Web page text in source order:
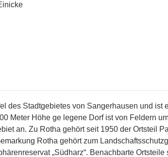
des Stadtgebietes von Sangerhausen und ist
Meter Höhe ge legene Dorf ist von Feldern
an. Zu Rotha gehört seit 1950 der Ortsteil
Rotha gehört zum
„Südharz“. Benachbarte Ortsteile